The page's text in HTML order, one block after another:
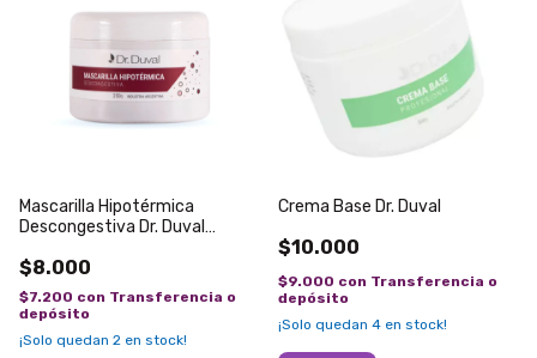
Mascarilla Hipotérmica
Descongestiva Dr. Duval
$8.000
$7.200 con Transferencia o
depósito
¡Solo quedan 2 en stock!
Crema Base Dr. Duval
$10.000
$9.000 con Transferencia o
depósito
¡Solo quedan 4 en stock!